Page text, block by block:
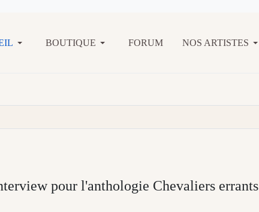
BOUTIQUE FORUM NOS ARTISTES
pour l'anthologie Chevaliers errants